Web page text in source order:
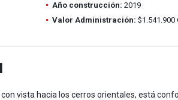
Año construcción: 2019
Valor Administración: $1.541.900
vista hacia los cerros orientales, está